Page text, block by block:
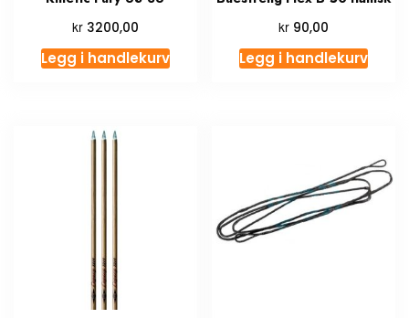
kr3200,00
Legg i handlekurv
kr 90,00
Legg i handlekurv